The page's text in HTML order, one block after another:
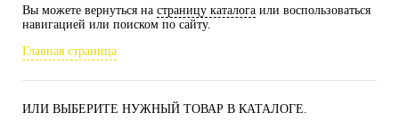
Вы можете вернуться на страницу каталога или воспользоваться
навигацией или поиском по сайту.
Главная страница
ИЛИ ВЫБЕРИТЕ НУЖНЫЙ ТОВАР В КАТАЛОГЕ.